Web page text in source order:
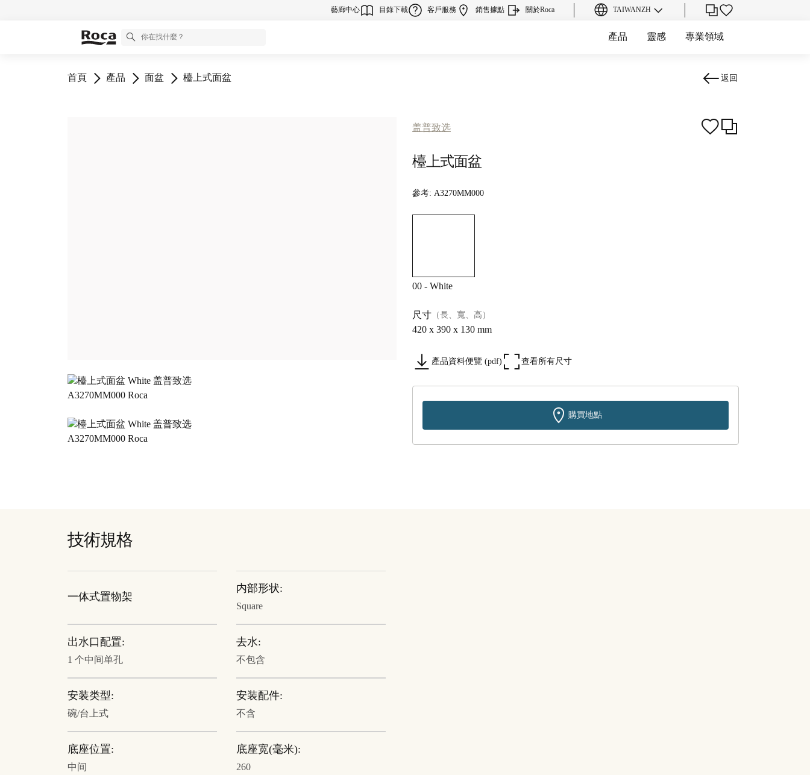
藝廊中心 目錄下載 客戶服務 銷售據點 關於Roca TAIWANZH
產品 靈感 專業領域
前往
首頁 前往
產品 前往
面盆 前往
檯上式面盆 返回
盖普致选
檯上式面盆
參考: A3270MM000
00 - White
尺寸 （長、寬、高）
420 x 390 x 130 mm
產品資料便覽 (pdf) 查看所有尺寸
購買地點
技術規格
一体式置物架
内部形状:
Square
出水口配置:
1 个中间单孔
去水:
不包含
安装类型:
碗/台上式
安装配件:
不含
底座位置:
中间
底座宽(毫米):
260